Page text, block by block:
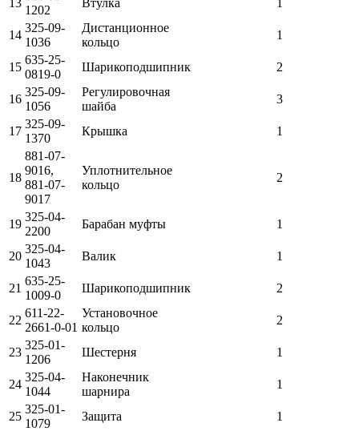
1202
14
325-09-
1036
Дистанционное
кольцо
1
15
635-25-
0819-0
Шарикоподшипник 2
16
325-09-
1056
Регулировочная
шайба
3
17
325-09-
1370
Крышка 1
18
881-07-
9016,
881-07-
9017
Уплотнительное
кольцо
2
19
325-04-
2200
Барабан муфты 1
20
325-04-
1043
Валик 1
21
635-25-
1009-0
Шарикоподшипник 2
22
611-22-
2661-0-01
Установочное
кольцо
2
23
325-01-
1206
Шестерня 1
24
325-04-
1044
Наконечник
шарнира
1
25
325-01-
1079
Защита
1